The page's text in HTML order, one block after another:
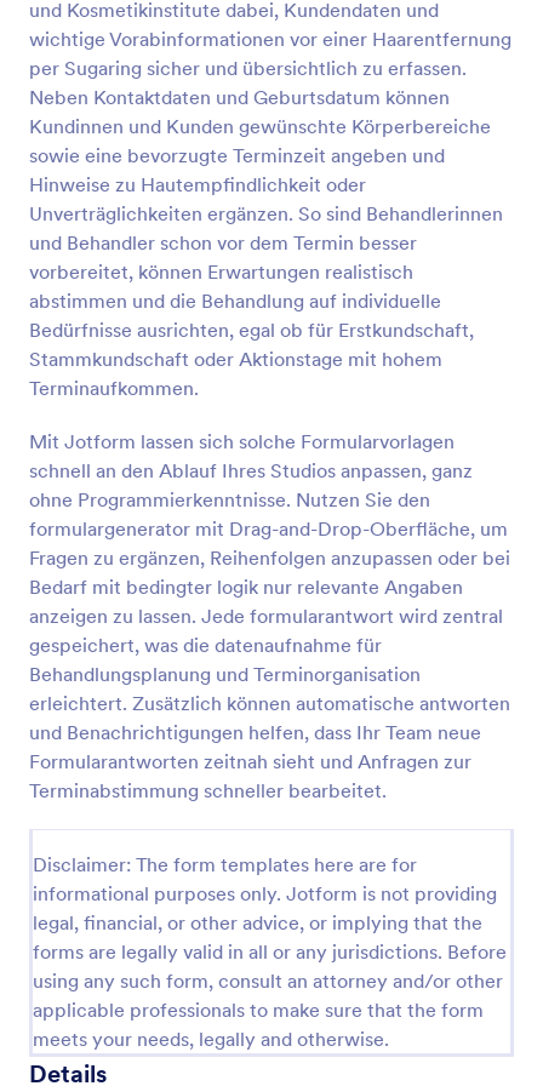
und Kosmetikinstitute dabei, Kundendaten und
wichtige Vorabinformationen vor einer Haarentfernung
per Sugaring sicher und übersichtlich zu erfassen.
Neben Kontaktdaten und Geburtsdatum können
Kundinnen und Kunden gewünschte Körperbereiche
sowie eine bevorzugte Terminzeit angeben und
Hinweise zu Hautempfindlichkeit oder
Unverträglichkeiten ergänzen. So sind Behandlerinnen
und Behandler schon vor dem Termin besser
vorbereitet, können Erwartungen realistisch
abstimmen und die Behandlung auf individuelle
Bedürfnisse ausrichten, egal ob für Erstkundschaft,
Stammkundschaft oder Aktionstage mit hohem
Terminaufkommen.
Mit Jotform lassen sich solche Formularvorlagen
schnell an den Ablauf Ihres Studios anpassen, ganz
ohne Programmierkenntnisse. Nutzen Sie den
formulargenerator mit Drag-and-Drop-Oberfläche, um
Fragen zu ergänzen, Reihenfolgen anzupassen oder bei
Bedarf mit bedingter logik nur relevante Angaben
anzeigen zu lassen. Jede formularantwort wird zentral
gespeichert, was die datenaufnahme für
Behandlungsplanung und Terminorganisation
erleichtert. Zusätzlich können automatische antworten
und Benachrichtigungen helfen, dass Ihr Team neue
Formularantworten zeitnah sieht und Anfragen zur
Terminabstimmung schneller bearbeitet.
Disclaimer: The form templates here are for
informational purposes only. Jotform is not providing
legal, financial, or other advice, or implying that the
forms are legally valid in all or any jurisdictions. Before
using any such form, consult an attorney and/or other
applicable professionals to make sure that the form
meets your needs, legally and otherwise.
Details
Vorschau
Reiki Anamneseformular
Erfassen Sie mit dem Reiki-Anamneseformular von
Jotform vor Reiki-Sitzungen wichtige Angaben und
Einwilligungen, um Vorgespräche vorzubereiten und
die Datenerfassung in Praxis, Studio oder
Einzelpraxis zu organisieren.
Go to Category:
Vorlagen für Fragebögen
Vorlage verwenden